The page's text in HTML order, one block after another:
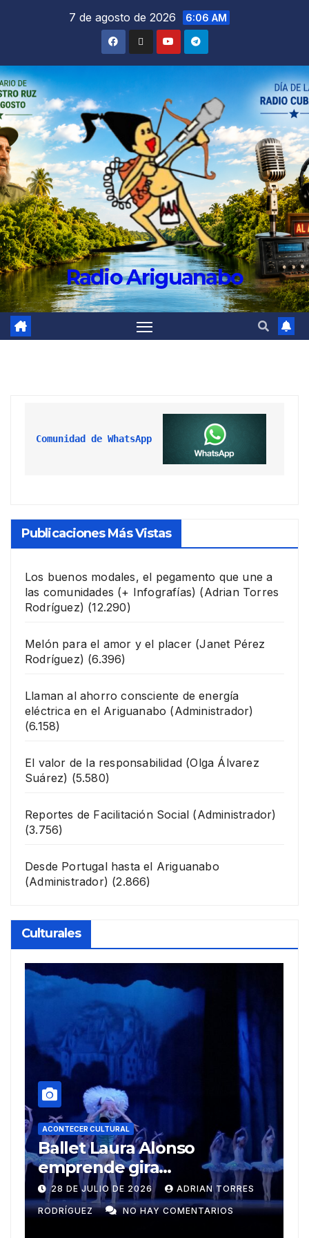
7 de agosto de 2026 6:06 AM
Radio Ariguanabo
Comunidad de WhatsApp
Publicaciones Más Vistas
Los buenos modales, el pegamento que une a
las comunidades (+ Infografías) (Adrian Torres
Rodríguez) (12.290)
Melón para el amor y el placer (Janet Pérez
Rodríguez) (6.396)
Llaman al ahorro consciente de energía
eléctrica en el Ariguanabo (Administrador)
(6.158)
El valor de la responsabilidad (Olga Álvarez
Suárez) (5.580)
Reportes de Facilitación Social (Administrador)
(3.756)
Desde Portugal hasta el Ariguanabo
(Administrador) (2.866)
Culturales
ACONTECER CULTURAL
Muñecos y monotipia
9 DE JULIO DE 2026 MEYLIN PÉREZ
GUZMÁN NO HAY COMENTARIOS